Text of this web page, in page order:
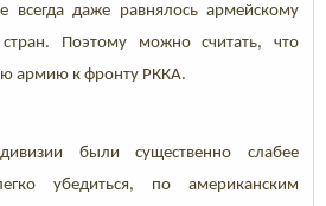
даже равнялось армейскому
стран. Поэтому можно считать, что
армию к фронту РККА.
были существенно слабее
убедиться, по американским